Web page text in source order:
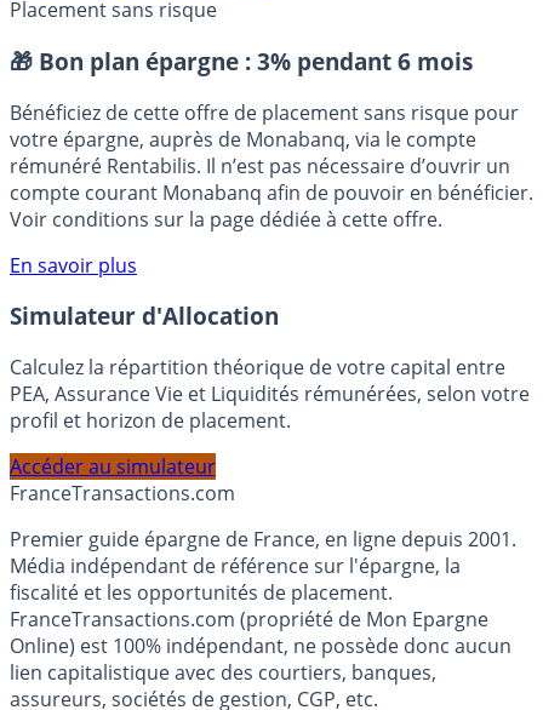
Placement sans risque
🎁 Bon plan épargne : 3% pendant 6 mois
Bénéficiez de cette offre de placement sans risque pour
votre épargne, auprès de Monabanq, via le compte
rémunéré Rentabilis. Il n’est pas nécessaire d’ouvrir un
compte courant Monabanq afin de pouvoir en bénéficier.
Voir conditions sur la page dédiée à cette offre.
En savoir plus
Simulateur d'Allocation
Calculez la répartition théorique de votre capital entre
profil et horizon de placement.
FranceTransactions.com
Premier guide épargne de France, en ligne depuis 2001.
Média indépendant de référence sur l'épargne, la
fiscalité et les opportunités de placement.
FranceTransactions.com (propriété de Mon Epargne
Online) est 100% indépendant, ne possède donc aucun